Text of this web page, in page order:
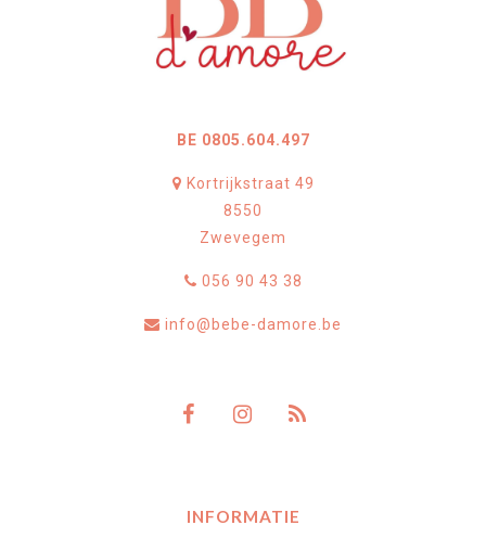
BE 0805.604.497
Kortrijkstraat 49
8550
Zwevegem
056 90 43 38
info@bebe-damore.be
INFORMATIE